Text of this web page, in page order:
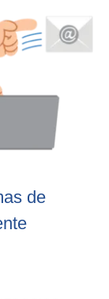
de